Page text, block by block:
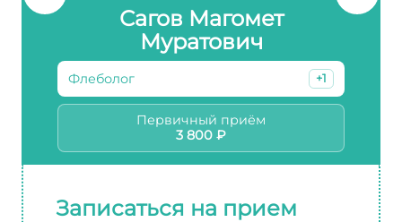
Сагов Магомет
Муратович
Флеболог +1
Первичный приём
3 800 ₽
Записаться на прием